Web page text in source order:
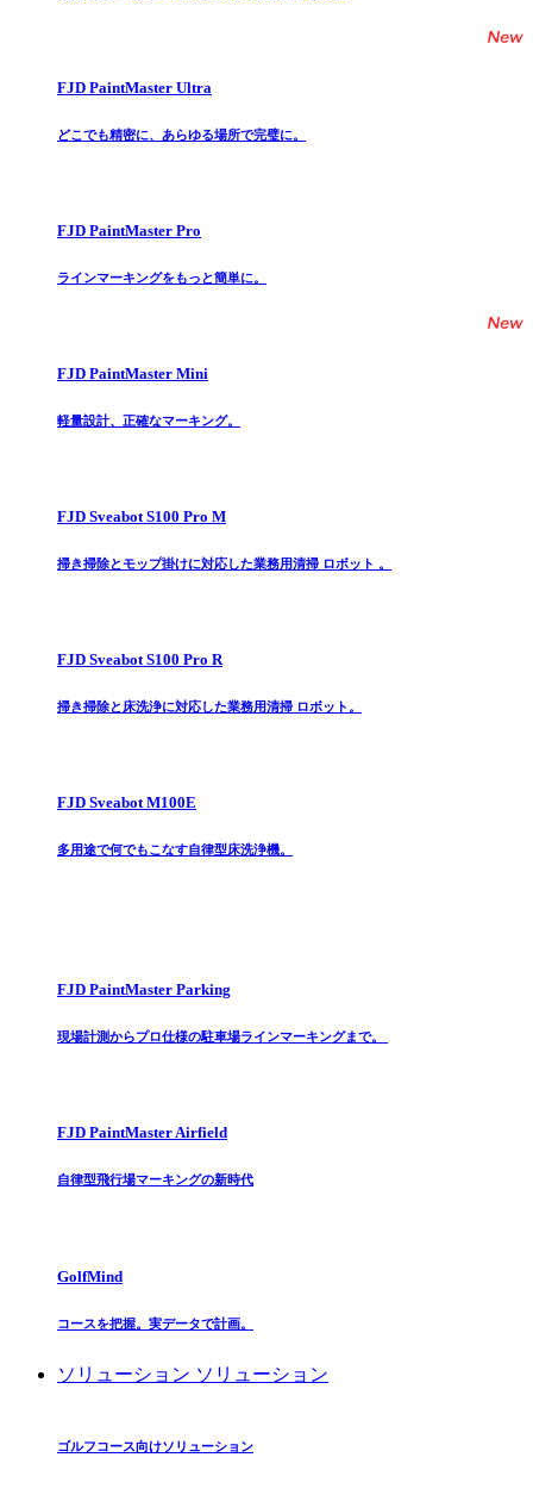
FJD PaintMaster Ultra
どこでも精密に、あらゆる場所で完璧に。
FJD PaintMaster Pro
ラインマーキングをもっと簡単に。
FJD PaintMaster Mini
軽量設計、正確なマーキング。
FJD Sveabot S100 Pro M
掃き掃除とモップ掛けに対応した業務用清掃 ロボット 。
FJD Sveabot S100 Pro R
掃き掃除と床洗浄に対応した業務用清掃 ロボット。
FJD Sveabot M100E
多用途で何でもこなす自律型床洗浄機。
FJD PaintMaster Parking
現場計測からプロ仕様の駐車場ラインマーキングまで。
FJD PaintMaster Airfield
自律型飛行場マーキングの新時代
GolfMind
コースを把握。実データで計画。
ソリューション ソリューション
ゴルフコース向けソリューション